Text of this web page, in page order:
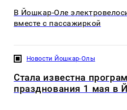
В Йошкар-Оле
вместе с пассажиркой
Новости Йошкар-Олы
Стала известна
празднования 1 мая в